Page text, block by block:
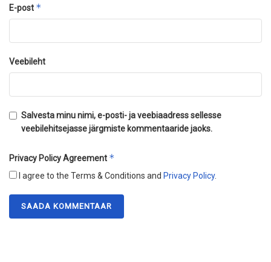
E-post *
Veebileht
Salvesta minu nimi, e-posti- ja veebiaadress sellesse
veebilehitsejasse järgmiste kommentaaride jaoks.
Privacy Policy Agreement *
I agree to the Terms & Conditions and Privacy Policy.